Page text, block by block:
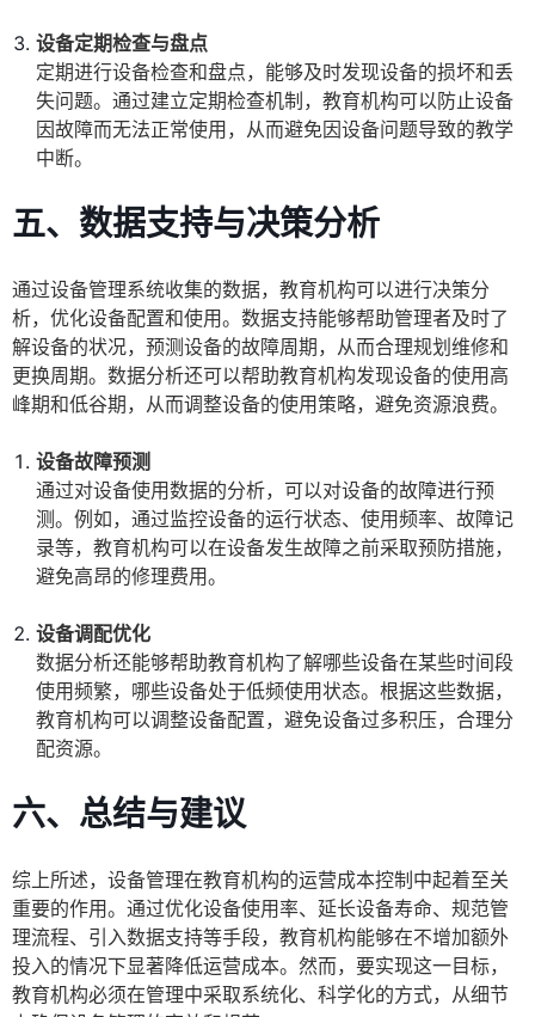
设备定期检查与盘点
定期进行设备检查和盘点，能够及时发现设备的损坏和丢
失问题。通过建立定期检查机制，教育机构可以防止设备
因故障而无法正常使用，从而避免因设备问题导致的教学
中断。
五、数据支持与决策分析
通过设备管理系统收集的数据，教育机构可以进行决策分
析，优化设备配置和使用。数据支持能够帮助管理者及时了
解设备的状况，预测设备的故障周期，从而合理规划维修和
更换周期。数据分析还可以帮助教育机构发现设备的使用高
峰期和低谷期，从而调整设备的使用策略，避免资源浪费。
设备故障预测
通过对设备使用数据的分析，可以对设备的故障进行预
测。例如，通过监控设备的运行状态、使用频率、故障记
录等，教育机构可以在设备发生故障之前采取预防措施，
避免高昂的修理费用。
设备调配优化
数据分析还能够帮助教育机构了解哪些设备在某些时间段
使用频繁，哪些设备处于低频使用状态。根据这些数据，
教育机构可以调整设备配置，避免设备过多积压，合理分
配资源。
六、总结与建议
综上所述，设备管理在教育机构的运营成本控制中起着至关
重要的作用。通过优化设备使用率、延长设备寿命、规范管
理流程、引入数据支持等手段，教育机构能够在不增加额外
投入的情况下显著降低运营成本。然而，要实现这一目标，
教育机构必须在管理中采取系统化、科学化的方式，从细节